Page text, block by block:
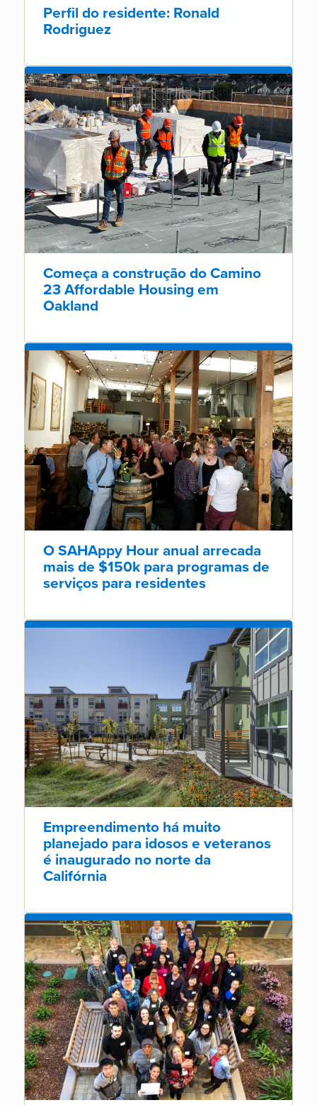
Perfil do residente: Ronald
Rodriguez
Começa a construção do Camino
23 Affordable Housing em
Oakland
O SAHAppy Hour anual arrecada
mais de $150k para programas de
serviços para residentes
Empreendimento há muito
planejado para idosos e veteranos
é inaugurado no norte da
Califórnia